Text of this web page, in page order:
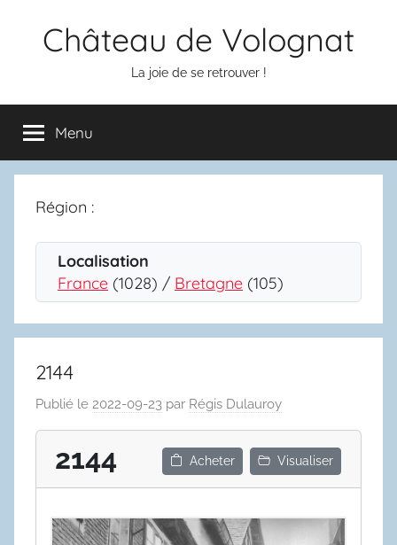
Château de Volognat
La joie de se retrouver !
Menu
Région :
Localisation
France (1028) / Bretagne (105)
2144
Publié le 2022-09-23 par Régis Dulauroy
2144 Acheter Visualiser